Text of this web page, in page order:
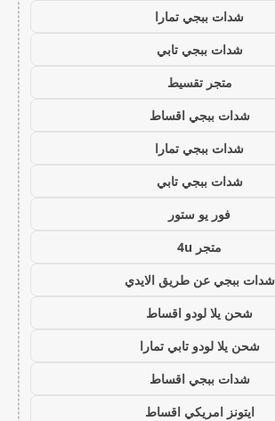
شدات ببجي تمارا
شدات ببجي تابي
متجر تقسيط
شدات ببجي اقساط
شدات ببجي تمارا
شدات ببجي تابي
فور يو ستور
متجر 4u
شدات ببجي عن طريق الايدي
شحن يلا لودو اقساط
شحن يلا لودو تابي تمارا
شدات ببجي اقساط
ايتونز امريكي اقساط